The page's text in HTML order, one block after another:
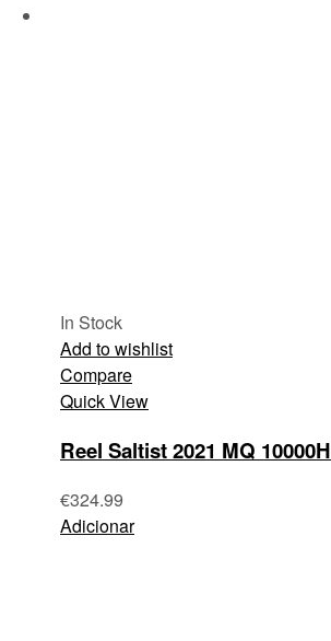
In Stock
Add to wishlist
Compare
Quick View
Reel Saltist 2021 MQ 10000H
€324.99
Adicionar